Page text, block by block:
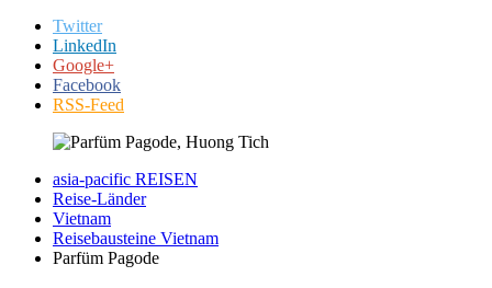
Twitter
LinkedIn
Google+
Facebook
RSS-Feed
asia-pacific REISEN
Reise-Länder
Vietnam
Reisebausteine Vietnam
Parfüm Pagode